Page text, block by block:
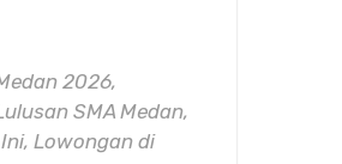
2026,
SMA Medan,
Lowongan di